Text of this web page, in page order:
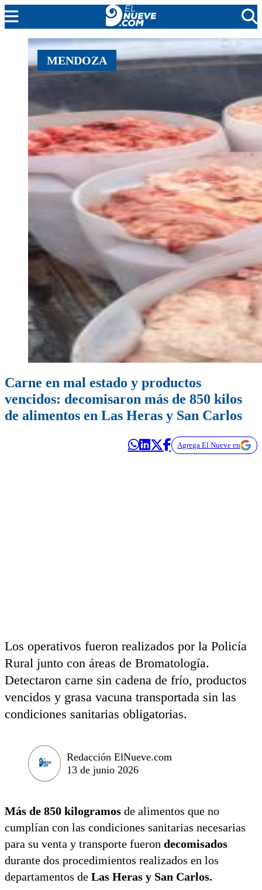
MENDOZA
CADA DÍA
NOTICIERO 9
PROTAGONISTAS
EL NUEVE STREAMS
PROGRAMACIÓN
EN VIVO
MENDOZA
Carne en mal estado y productos
vencidos: decomisaron más de 850 kilos
de alimentos en Las Heras y San Carlos
Agrega El Nueve en
Los operativos fueron realizados por la Policía
Rural junto con áreas de Bromatología.
Detectaron carne sin cadena de frío, productos
vencidos y grasa vacuna transportada sin las
condiciones sanitarias obligatorias.
Redacción ElNueve.com
13 de junio 2026
Más de 850 kilogramos de alimentos que no
cumplían con las condiciones sanitarias necesarias
para su venta y transporte fueron decomisados
durante dos procedimientos realizados en los
departamentos de Las Heras y San Carlos.